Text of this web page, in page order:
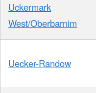
Uckermark
West/Oberbarnim
Uecker-Randow